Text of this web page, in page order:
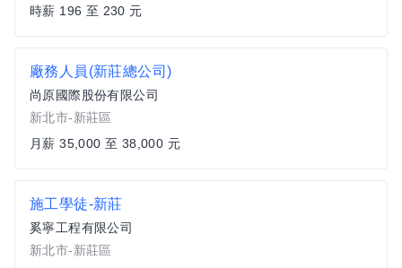
時薪 196 至 230 元
廠務人員(新莊總公司)
尚原國際股份有限公司
新北市-新莊區
月薪 35,000 至 38,000 元
施工學徒-新莊
奚寧工程有限公司
新北市-新莊區